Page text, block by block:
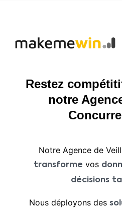
Restez
notre
Notre Agence de
transforme vos
décisions
Nous déployons des